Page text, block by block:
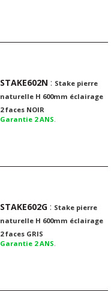
STAKE602N : Stake pierre
naturelle H 600mm éclairage
2 faces NOIR
Garantie 2 ANS
STAKE602G : Stake pierre
naturelle H 600mm éclairage
2 faces GRIS
Garantie 2 ANS